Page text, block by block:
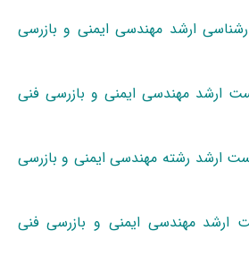
ارشد مهندسی ایمنی و بازرسی
ارشد مهندسی ایمنی و بازرسی فنی
ارشد رشته مهندسی ایمنی و بازرسی
ارشد مهندسی ایمنی و بازرسی فنی